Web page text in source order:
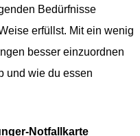
Bedürfnisse
erfüllst. Mit ein wenig
besser einzuordnen
und wie du essen
Notfallkarte